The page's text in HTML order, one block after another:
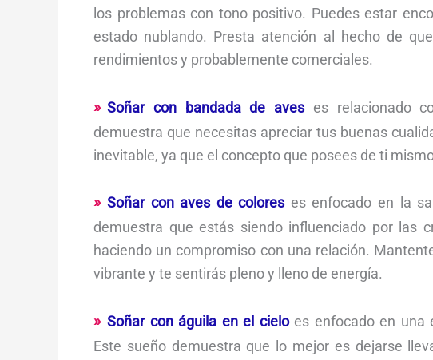
los problemas con tono positivo. Puedes estar
estado nublando. Presta atención al hecho de
rendimientos y probablemente comerciales.
Soñar con bandada de aveses relacionado
demuestra que necesitas apreciar tus buenas
inevitable, ya que el concepto que posees de ti
Soñar con aves de coloreses enfocado en la
demuestra que estás siendo influenciado por las
haciendo un compromiso con una relación.
vibrante y te sentirás pleno y lleno de energía.
Soñar con águila en el cieloes enfocado en una
Este sueño demuestra que lo mejor es dejarse